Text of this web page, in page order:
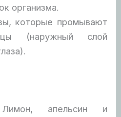
организма.
которые промывают
(наружный слой
Лимон, апельсин и